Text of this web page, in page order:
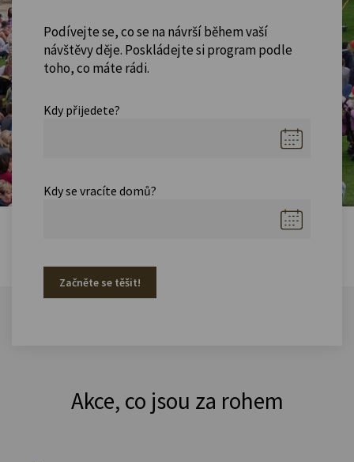
Podívejte se, co se na návrší během vaší
návštěvy děje. Poskládejte si program podle
toho, co máte rádi.
Kdy přijedete?
Kdy se vracíte domů?
Začněte se těšit!
Akce, co jsou za rohem